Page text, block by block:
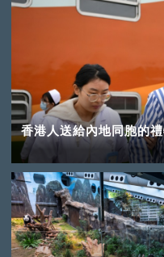
香港人送給內地同胞的